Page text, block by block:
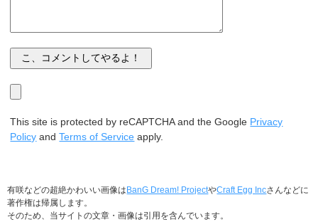
This site is protected by reCAPTCHA and the Google Privacy
Policy andTerms of Service apply.
有咲などの超絶かわいい画像は BanG Dream! ProjectやCraft Egg Incさんなどに
著作権は帰属します。
そのため、当サイトの文章・画像は引用を含んでいます。